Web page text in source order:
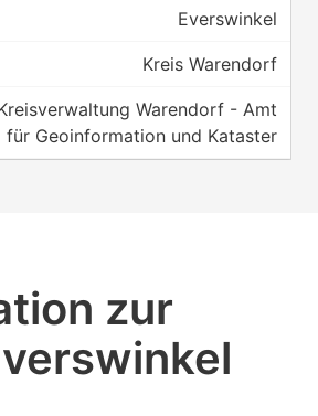
Everswinkel
Kreis Warendorf
Warendorf - Amt
für Geoinformation und Kataster
zur